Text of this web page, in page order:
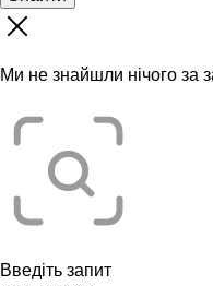
Ми не знайшли нічого за
Введіть запит